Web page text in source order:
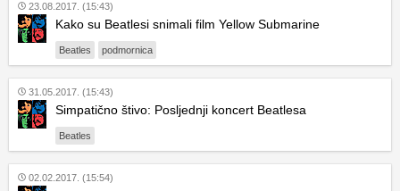
23.08.2017. (15:43)
Kako su Beatlesi snimali film Yellow Submarine
Beatles podmornica
31.05.2017. (15:43)
Simpatično štivo: Posljednji koncert Beatlesa
Beatles
02.02.2017. (15:54)